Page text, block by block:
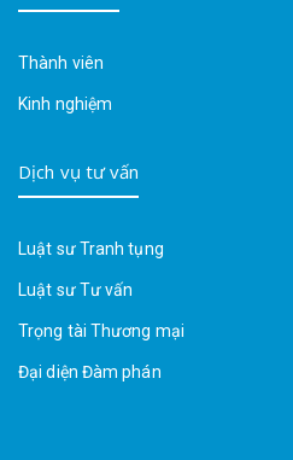
Thành viên
Kinh nghiệm
Dịch vụ tư vấn
Luật sư Tranh tụng
Luật sư Tư vấn
Trọng tài Thương mại
Đại diện Đàm phán